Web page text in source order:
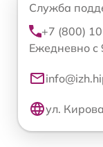
Служба
+7 (800)
Ежедневно с
ул.